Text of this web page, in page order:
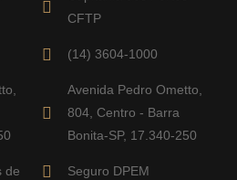
de
CFTP
(14) 3604-1000
Avenida Pedro Ometto,
804, Centro - Barra
Bonita-SP, 17.340-250
Seguro DPEM